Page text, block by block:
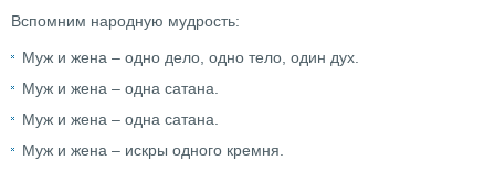
Вспомним народную мудрость:
Муж и жена – одно дело, одно тело, один дух.
Муж и жена – одна сатана.
Муж и жена – одна сатана.
Муж и жена – искры одного кремня.